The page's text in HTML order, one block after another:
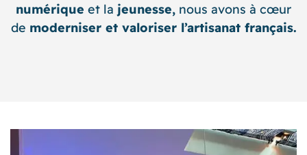
numérique et la jeunesse, nous avons à cœur
de moderniser et valoriser l’artisanat français.